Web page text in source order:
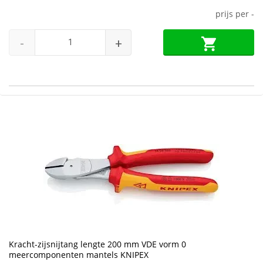
prijs per -
- +
Kracht-zijsnijtang lengte 200 mm VDE vorm 0
meercomponenten mantels KNIPEX